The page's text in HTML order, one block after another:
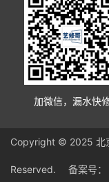
加微信，漏水快
Copyright © 2025 北
Reserved. 备案号：